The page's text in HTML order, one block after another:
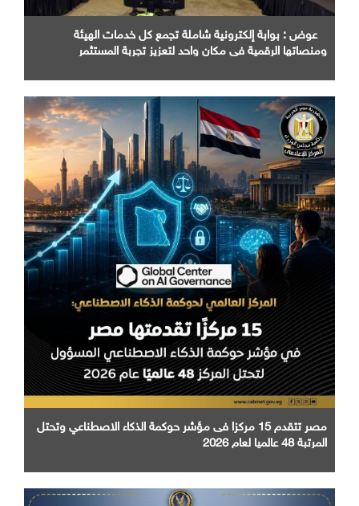
عوض : بوابة إلكترونية شاملة تجمع كل خدمات الهيئة
ومنصاتها الرقمية في مكان واحد لتعزيز تجربة المستثمر
مصر تتقدم 15 مركزا فى مؤشر حوكمة الذكاء الاصطناعي وتحتل
المرتبة 48 عالميا لعام 2026